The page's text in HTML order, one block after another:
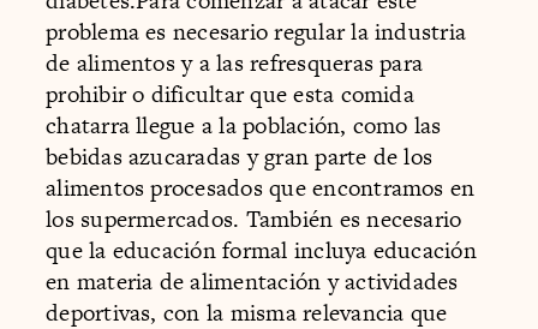
problema es necesario regular la industria
de alimentos y a las refresqueras para
prohibir o dificultar que esta comida
chatarra llegue a la población, como las
bebidas azucaradas y gran parte de los
alimentos procesados que encontramos en
los supermercados. También es necesario
que la educación formal incluya educación
en materia de alimentación y actividades
deportivas, con la misma relevancia que